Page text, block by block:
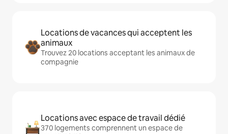
Locations de vacances qui acceptent les
animaux
Trouvez 20 locations acceptant les animaux de
compagnie
Locations avec espace de travail dédié
370 logements comprennent un espace de